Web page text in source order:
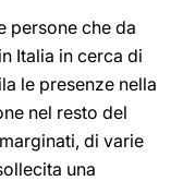
persone che da
Italia in cerca di
le presenze nella
nel resto del
di varie
una